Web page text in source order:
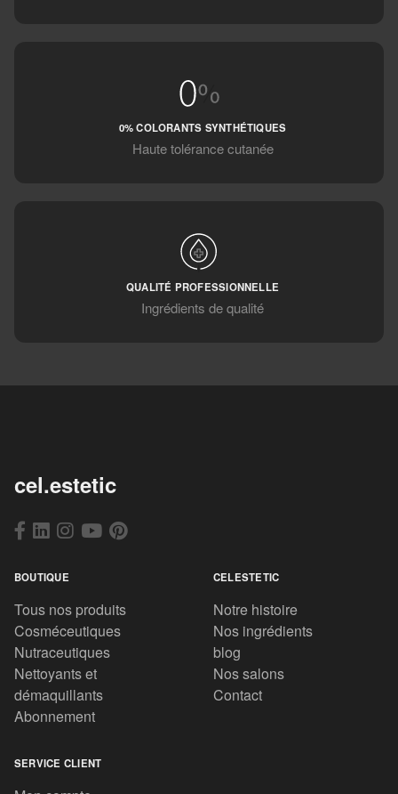
0% COLORANTS SYNTHÉTIQUES
Haute tolérance cutanée
QUALITÉ PROFESSIONNELLE
Ingrédients de qualité
cel.estetic
BOUTIQUE
Tous nos produits
Cosméceutiques
Nutraceutiques
Nettoyants et
démaquillants
Abonnement
CELESTETIC
Notre histoire
Nos ingrédients
blog
Nos salons
Contact
SERVICE CLIENT